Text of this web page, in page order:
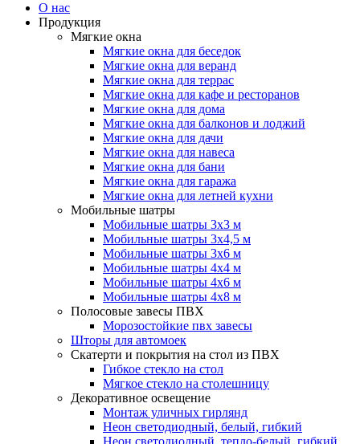
О нас
Продукция
Мягкие окна
Мягкие окна для беседок
Мягкие окна для веранд
Мягкие окна для террас
Мягкие окна для кафе и ресторанов
Мягкие окна для дома
Мягкие окна для балконов и лоджий
Мягкие окна для дачи
Мягкие окна для навеса
Мягкие окна для бани
Мягкие окна для гаража
Мягкие окна для летней кухни
Мобильные шатры
Мобильные шатры 3х3 м
Мобильные шатры 3х4,5 м
Мобильные шатры 3х6 м
Мобильные шатры 4х4 м
Мобильные шатры 4х6 м
Мобильные шатры 4х8 м
Полосовые завесы ПВХ
Морозостойкие пвх завесы
Шторы для автомоек
Скатерти и покрытия на стол из ПВХ
Гибкое стекло на стол
Мягкое стекло на столешницу
Декоративное освещение
Монтаж уличных гирлянд
Неон светодиодный, белый, гибкий
Неон светодиодный, тепло-белый, гибкий